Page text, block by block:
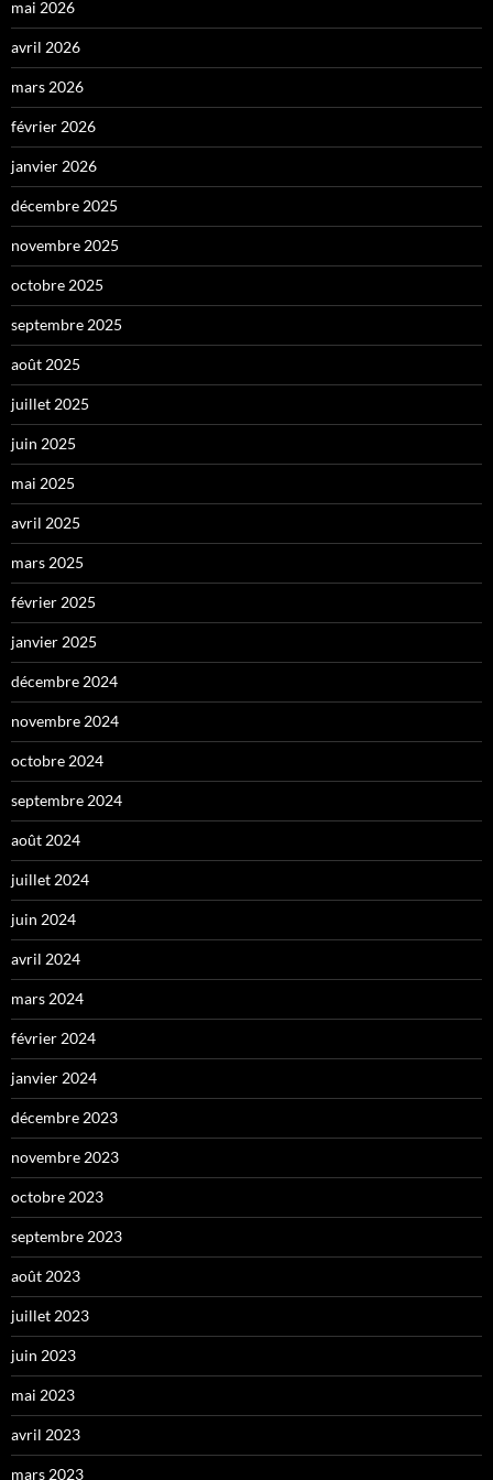
mai 2026
avril 2026
mars 2026
février 2026
janvier 2026
décembre 2025
novembre 2025
octobre 2025
septembre 2025
août 2025
juillet 2025
juin 2025
mai 2025
avril 2025
mars 2025
février 2025
janvier 2025
décembre 2024
novembre 2024
octobre 2024
septembre 2024
août 2024
juillet 2024
juin 2024
avril 2024
mars 2024
février 2024
janvier 2024
décembre 2023
novembre 2023
octobre 2023
septembre 2023
août 2023
juillet 2023
juin 2023
mai 2023
avril 2023
mars 2023